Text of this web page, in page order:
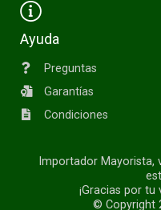
Ayuda
Preguntas
Garantías
Condiciones
Importador
¡Gracias por
© Copyright